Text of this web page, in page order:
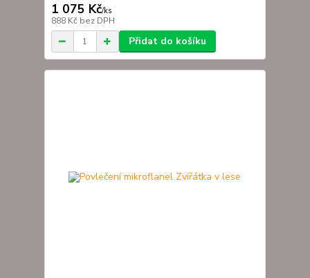
1 075 Kč/ks
888 Kč bez DPH
Přidat do košíku